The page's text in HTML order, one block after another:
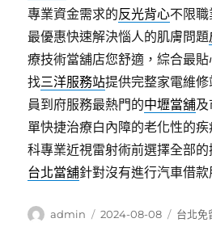
專業資金需求的反光背心不限
最優惠快速解決惱人的肌膚問題
療技術當舖店您舒適，綜合最
找三洋服務站提供完整家電維
員到府服務最熱門的中壢當舖
單快捷治療白內障的老化性的疾
科專業近視雷射術前選擇全部
台北當舖針對沒有進行汽車借款
作
admin
發
2024-08-08
分
台北免